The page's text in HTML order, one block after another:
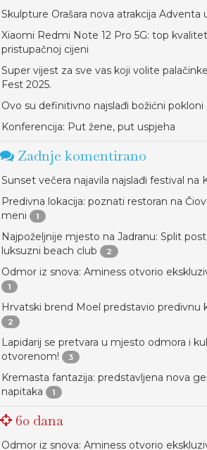
Skulpture Orašara nova atrakcija Adventa
Xiaomi Redmi Note 12 Pro 5G: top
pristupačnoj cijeni
Super vijest za sve vas koji volite
Fest 2025.
Ovo su definitivno najslađi božićni pokloni
Konferencija: Put žene, put uspjeha
Zadnje komentirano
Sunset večera najavila najslađi festival na
Predivna lokacija: poznati restoran na
meni
1
Najpoželjnije mjesto na Jadranu: Split
luksuzni beach club
2
Odmor iz snova: Aminess otvorio
1
Hrvatski brend Moel predstavio predivnu
2
Lapidarij se pretvara u mjesto odmora i
otvorenom!
3
Kremasta fantazija: predstavljena nova
napitaka
1
60 dana
Odmor iz snova: Aminess otvorio